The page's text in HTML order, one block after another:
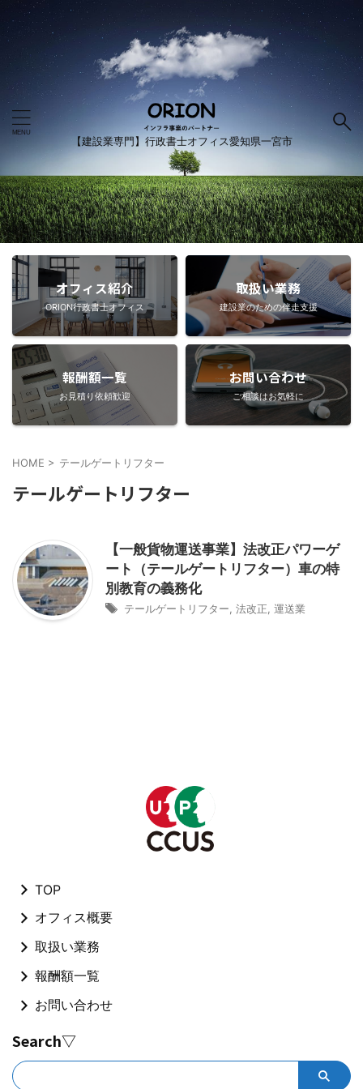
【建設業専門】行政書士オフィス愛知県一宮市
オフィス紹介
ORION行政書士オフィス
取扱い業務
建設業のための伴走支援
報酬額一覧
お見積り依頼歓迎
お問い合わせ
ご相談はお気軽に
HOME > テールゲートリフター
テールゲートリフター
【一般貨物運送事業】法改正パワーゲ
ート（テールゲートリフター）車の特
別教育の義務化
テールゲートリフター 法改正 運送業
TOP
オフィス概要
取扱い業務
報酬額一覧
お問い合わせ
Search▽